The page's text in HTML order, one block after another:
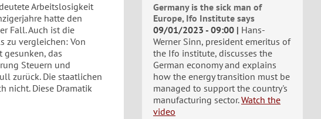
Arbeitslosigkeit
hatte den
Fall. Auch ist die
zu vergleichen: Von
das
Steuern und
zurück. Die staatlichen
nicht. Diese Dramatik
Germany is the sick man of
Europe, Ifo Institute says
09/01/2023 - 09:00
Hans-
Werner Sinn, president emeritus of
the Ifo institute, discusses the
German economy and explains
how the energy transition must be
managed to support the country's
manufacturing sector. Watch the
video